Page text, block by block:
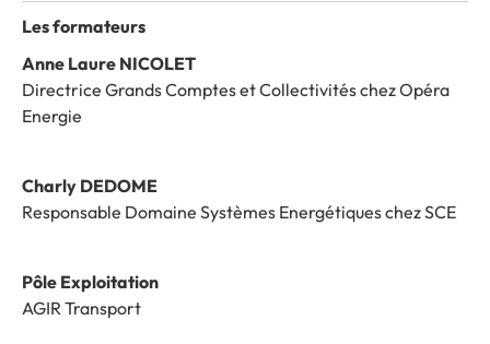
Les formateurs
Anne Laure NICOLET
Directrice Grands Comptes et Collectivités chez Opéra
Energie
Charly DEDOME
Responsable Domaine Systèmes Energétiques chez SCE
Pôle Exploitation
AGIR Transport